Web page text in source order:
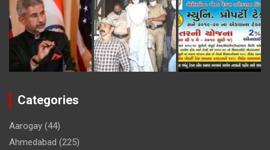
Categories
Aarogay (44)
Ahmedabad (225)